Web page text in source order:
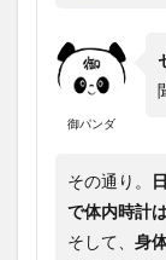
御パンダ
その通り。
で体内時計
そして、 身